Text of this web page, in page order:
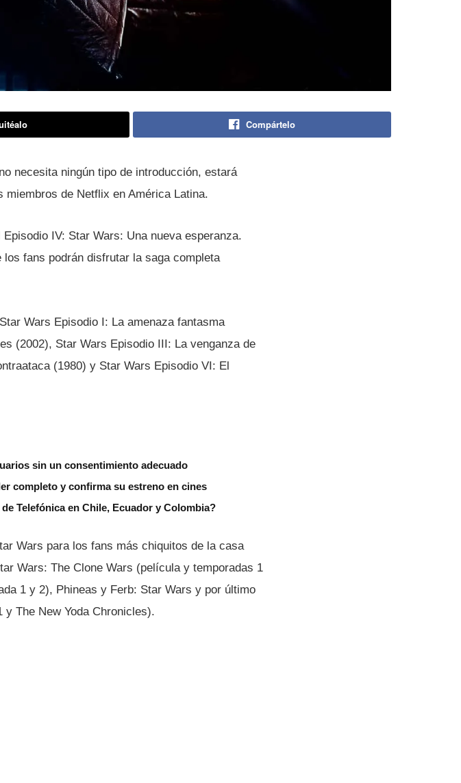
Compártelo
necesita ningún tipo de introducción, estará
de Netflix en América Latina.
IV: Star Wars: Una nueva esperanza.
fans podrán disfrutar la saga completa
Wars Episodio I: La amenaza fantasma
(2002), Star Wars Episodio III: La venganza de
(1980) y Star Wars Episodio VI: El
sin un consentimiento adecuado
completo y confirma su estreno en cines
Telefónica en Chile, Ecuador y Colombia?
Wars para los fans más chiquitos de la casa
Wars: The Clone Wars (pelí­cula y temporadas 1
1 y 2), Phineas y Ferb: Star Wars y por último
y The New Yoda Chronicles).